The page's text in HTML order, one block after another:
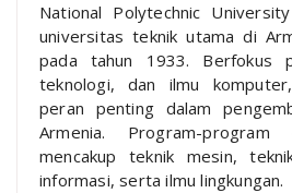
National Polytechnic
universitas teknik utama di
pada tahun 1933. Berfokus
teknologi, dan ilmu
peran penting dalam
Armenia. Program-
mencakup teknik mesin,
informasi, serta ilmu lingkungan.